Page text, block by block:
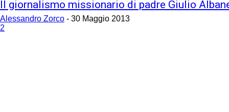
Il giornalismo missionario di padre Giulio
Alessandro Zorco - 30 Maggio 2013
2